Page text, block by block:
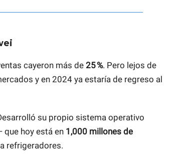
cayeron más de25 %. Pero lejos de
y en 2024 ya estaría de regreso al
su propio sistema operativo
hoy está en 1,000 millones de
refrigeradores.